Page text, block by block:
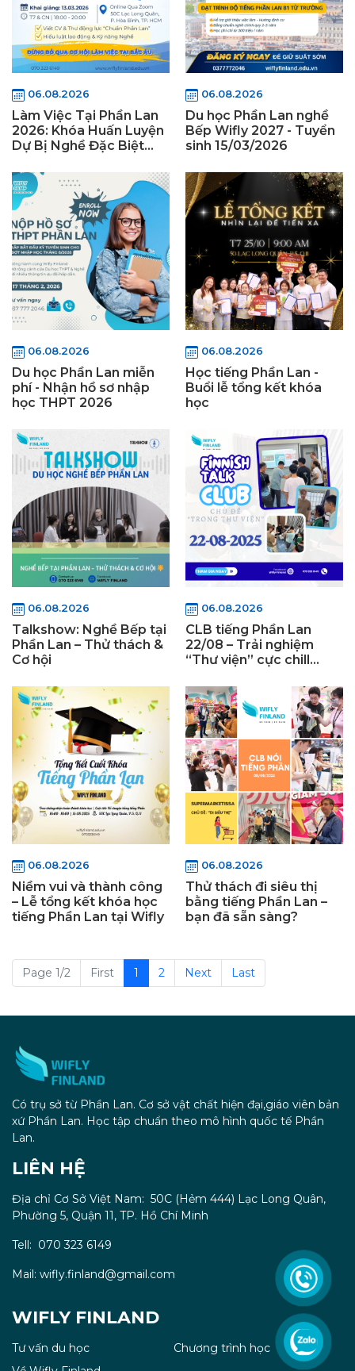
06.08.2026
Làm Việc Tại Phần Lan
2026: Khóa Huấn Luyện
Dự Bị Nghề Đặc Biệt
06.08.2026
Du học Phần Lan nghề
Bếp Wifly 2027 - Tuyển
sinh 15/03/2026
06.08.2026
Du học Phần Lan miễn
phí - Nhận hồ sơ nhập
học THPT 2026
06.08.2026
Học tiếng Phần Lan -
Buổi lễ tổng kết khóa
học
06.08.2026
Talkshow: Nghề Bếp tại
Phần Lan – Thử thách &
Cơ hội
06.08.2026
CLB tiếng Phần Lan
22/08 – Trải nghiệm
“Thư viện” cực chill
06.08.2026
Niềm vui và thành công
– Lễ tổng kết khóa học
tiếng Phần Lan tại Wifly
06.08.2026
Thử thách đi siêu thị
bằng tiếng Phần Lan –
bạn đã sẵn sàng?
Page 1/2 First 1 2 Next Last
Có trụ sở từ Phần Lan. Cơ sở vật chất hiện đại,giáo viên bản
xứ Phần Lan. Học tập chuẩn theo mô hình quốc tế Phần
Lan.
LIÊN HỆ
Địa chỉ Cơ Sở Việt Nam: 50C (Hẻm 444) Lạc Long Quân,
Phường 5, Quận 11, TP. Hồ Chí Minh
Tell: 070 323 6149
Mail: wifly.finland@gmail.com
WIFLY FINLAND
Tư vấn du học
Chương trình học